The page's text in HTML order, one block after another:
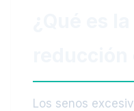
Los senos